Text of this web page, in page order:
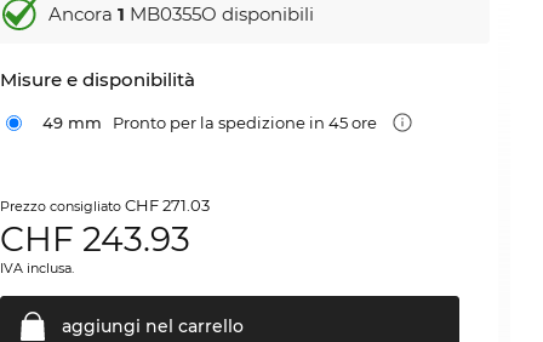
Ancora1 MB0355O disponibili
Misure e disponibilità
49 mm Pronto per la spedizione in 45 ore
Prezzo consigliatoCHF 271.03
CHF243.93
IVA inclusa.
aggiungi nel carrello